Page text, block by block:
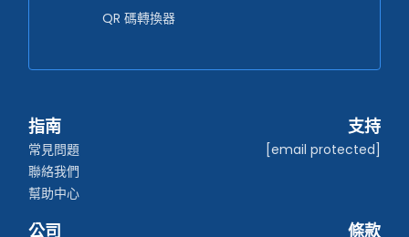
QR 碼轉換器
指南
常見問題
聯絡我們
幫助中心
支持
[email protected]
公司 條款